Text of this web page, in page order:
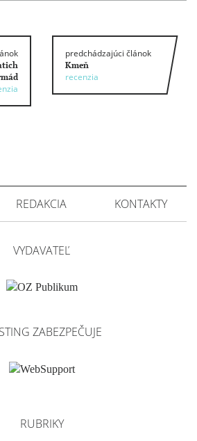
predchádzajúci článok
Kmeň
recenzia
REDAKCIA KONTAKTY
VYDAVATEĽ
ZABEZPEČUJE
RUBRIKY